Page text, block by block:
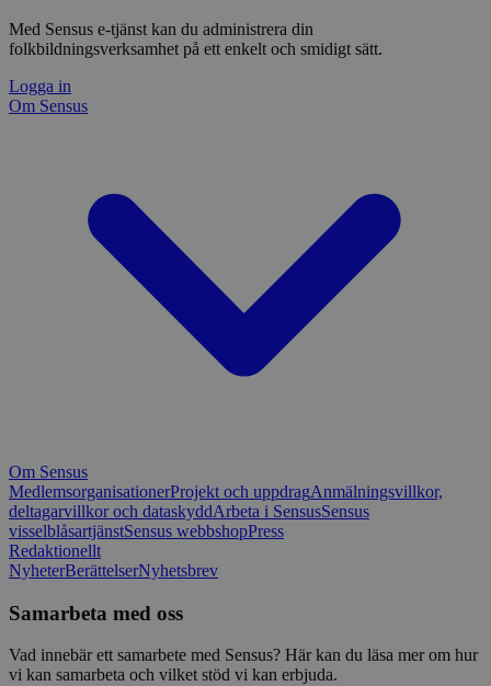
Med Sensus e-tjänst kan du administrera din
folkbildningsverksamhet på ett enkelt och smidigt sätt.
Logga in
Om Sensus
Om Sensus
MedlemsorganisationerProjekt och uppdragAnmälningsvillkor,
deltagarvillkor och dataskyddArbeta i SensusSensus
visselblåsartjänstSensus webbshopPress
Redaktionellt
NyheterBerättelserNyhetsbrev
Samarbeta med oss
Vad innebär ett samarbete med Sensus? Här kan du läsa mer om hur
vi kan samarbeta och vilket stöd vi kan erbjuda.